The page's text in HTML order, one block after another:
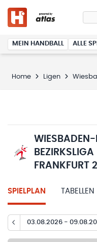
MEIN HANDBALL ALLE
Home Ligen Wiesbaden-
WIESBADEN-
SPIELPLAN TABELLEN
03.08.2026 -